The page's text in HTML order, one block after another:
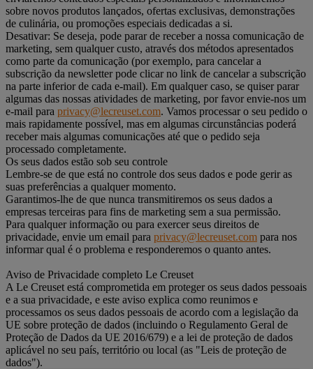
sobre novos produtos lançados, ofertas exclusivas, demonstrações
de culinária, ou promoções especiais dedicadas a si.
Desativar: Se deseja, pode parar de receber a nossa comunicação de
marketing, sem qualquer custo, através dos métodos apresentados
como parte da comunicação (por exemplo, para cancelar a
subscrição da newsletter pode clicar no link de cancelar a subscrição
na parte inferior de cada e-mail). Em qualquer caso, se quiser parar
algumas das nossas atividades de marketing, por favor envie-nos um
e-mail para privacy@lecreuset.com. Vamos processar o seu pedido o
mais rapidamente possível, mas em algumas circunstâncias poderá
receber mais algumas comunicações até que o pedido seja
processado completamente.
Os seus dados estão sob seu controle
Lembre-se de que está no controle dos seus dados e pode gerir as
suas preferências a qualquer momento.
Garantimos-lhe de que nunca transmitiremos os seus dados a
empresas terceiras para fins de marketing sem a sua permissão.
Para qualquer informação ou para exercer seus direitos de
privacidade, envie um email para privacy@lecreuset.com para nos
informar qual é o problema e responderemos o quanto antes.
Aviso de Privacidade completo Le Creuset
A Le Creuset está comprometida em proteger os seus dados pessoais
e a sua privacidade, e este aviso explica como reunimos e
processamos os seus dados pessoais de acordo com a legislação da
UE sobre proteção de dados (incluindo o Regulamento Geral de
Proteção de Dados da UE 2016/679) e a lei de proteção de dados
aplicável no seu país, território ou local (as "Leis de proteção de
dados").